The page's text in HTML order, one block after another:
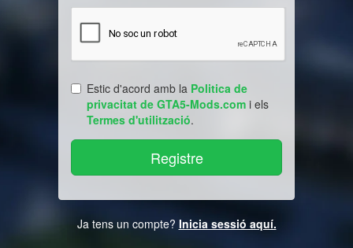
Estic d'acord amb la Politica de
privacitat de GTA5-Mods.com i els
Termes d'utilització.
Ja tens un compte? Inicia sessió aquí.